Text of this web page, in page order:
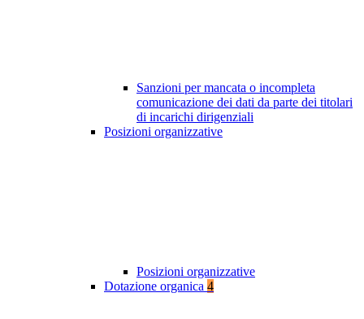
Sanzioni per mancata o incompleta
comunicazione dei dati da parte dei titolari
di incarichi dirigenziali
Posizioni organizzative
Posizioni organizzative
Dotazione organica 4